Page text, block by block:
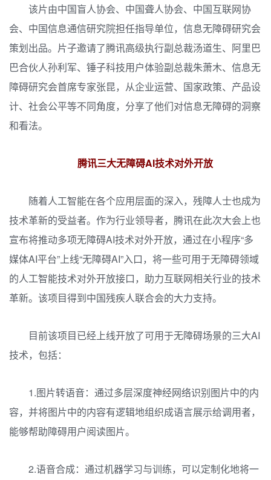
该片由中国盲人协会、中国聋人协会、中国互联网协
会、中国信息通信研究院担任指导单位，信息无障碍研究会
策划出品。 片子邀请了腾讯高级执行副总裁汤道生、阿里巴
巴合伙人孙利军、锤子科技用户体验副总裁朱萧木、信息无
障碍研究会首席专家张昆，从企业运营、国家政策、产品设
计、社会公平等不同角度，分享了他们对信息无障碍的洞察
和看法。
腾讯三大无障碍AI技术对外开放
随着人工智能在各个应用层面的深入，残障人士也成为
技术革新的受益者。作为行业领导者，腾讯在此次大会上也
宣布将推动多项无障碍AI技术对外开放，通过在小程序“多
媒体AI平台”上线“无障碍AI”入口，将一些可用于无障碍领域
的人工智能技术对外开放接口，助力互联网相关行业的技术
革新。该项目得到中国残疾人联合会的大力支持。
目前该项目已经上线开放了可用于无障碍场景的三大AI
技术，包括：
1.图片转语音：通过多层深度神经网络识别图片中的内
容，并将图片中的内容有逻辑地组织成语言展示给调用者，
能够帮助障碍用户阅读图片。
2.语音合成：通过机器学习与训练，可以定制化地将一